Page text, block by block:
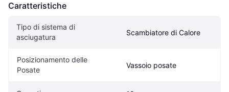
Caratteristiche
Tipo di sistema di
asciugatura
Scambiatore di Calore
Posizionamento delle
Posate
Vassoio posate